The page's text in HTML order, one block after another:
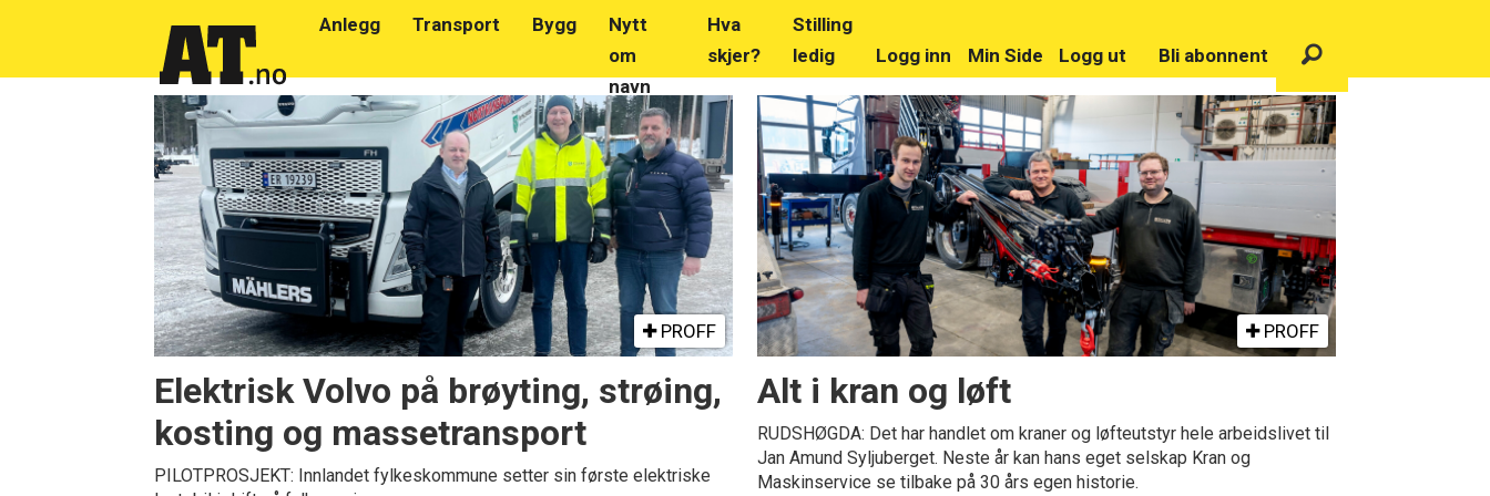
Anlegg Transport Bygg
Nytt
om
navn
Hva
skjer?
Stilling
ledig
Logg inn Min Side Logg ut Bli abonnent
multilift
PROFF
Elektrisk Volvo på brøyting, strøing,
kosting og massetransport
PILOTPROSJEKT: Innlandet fylkeskommune setter sin første elektriske
PROFF
Alt i kran og løft
RUDSHØGDA: Det har handlet om kraner og løfteutstyr hele arbeidslivet til
Jan Amund Syljuberget. Neste år kan hans eget selskap Kran og
Maskinservice se tilbake på 30 års egen historie.